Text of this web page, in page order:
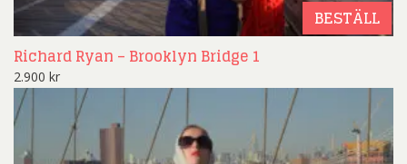
BESTÄLL
Richard Ryan – Brooklyn Bridge 1
2.900 kr